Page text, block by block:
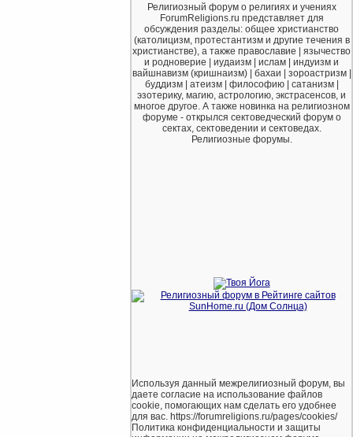
Религиозный форум о религиях и учениях
ForumReligions.ru представляет для
обсуждения разделы: общее христианство
(католицизм, протестантизм и другие течения в
христианстве), а также православие | язычество
и родноверие | иудаизм | ислам | индуизм и
вайшнавизм (кришнаизм) | бахаи | зороастризм |
буддизм | атеизм | философию | сатанизм |
эзотерику, магию, астрологию, экстрасенсов, и
многое другое. А также новинка на религиозном
форуме - открылся сектоведческий форум о
сектах, сектоведении и сектоведах.
Религиозные форумы.
Используя данный межрелигиозный форум, вы
даете согласие на использование файлов
cookie, помогающих нам сделать его удобнее
для вас. https://forumreligions.ru/pages/cookies/
Политика конфиденциальности и защиты